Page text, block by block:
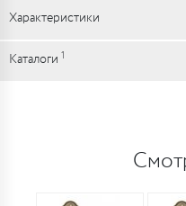
Характеристики
Каталоги 1